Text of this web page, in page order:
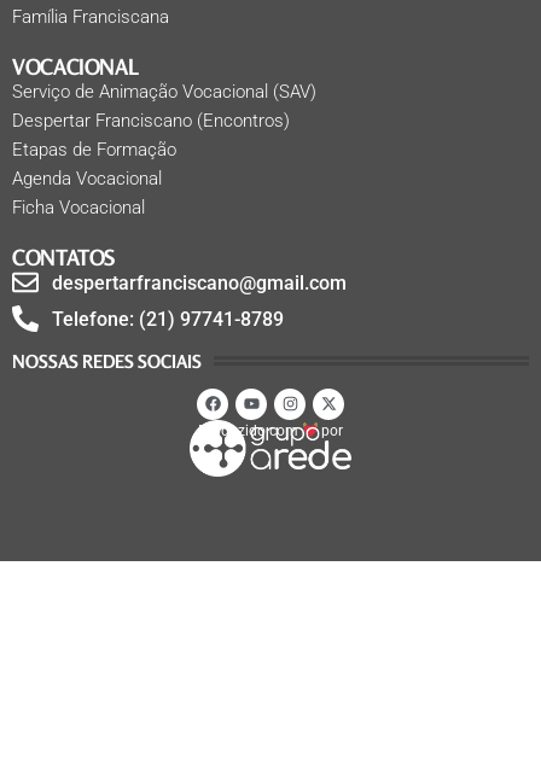
Família Franciscana
VOCACIONAL
Serviço de Animação Vocacional (SAV)
Despertar Franciscano (Encontros)
Etapas de Formação
Agenda Vocacional
Ficha Vocacional
CONTATOS
despertarfranciscano@gmail.com
Telefone: (21) 97741-8789
NOSSAS REDES SOCIAIS
Produzido com por